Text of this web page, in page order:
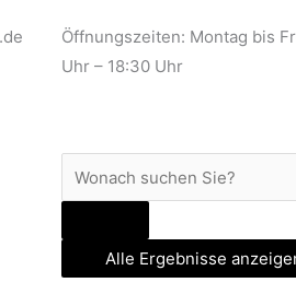
Öffnungszeiten: Montag bis
Uhr – 18:30 Uhr
Search
...
Alle Ergebnisse